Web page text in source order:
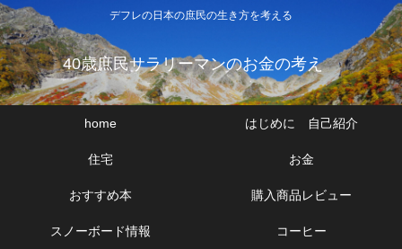
デフレの日本の庶民の生き方を考える
40歳庶民サラリーマンのお金の考え
home はじめに 自己紹介
住宅 お金
おすすめ本 購入商品レビュー
スノーボード情報 コーヒー